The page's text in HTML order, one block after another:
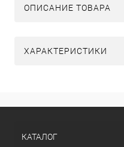
ОПИСАНИЕ ТОВАРА
ХАРАКТЕРИСТИКИ
КАТАЛОГ